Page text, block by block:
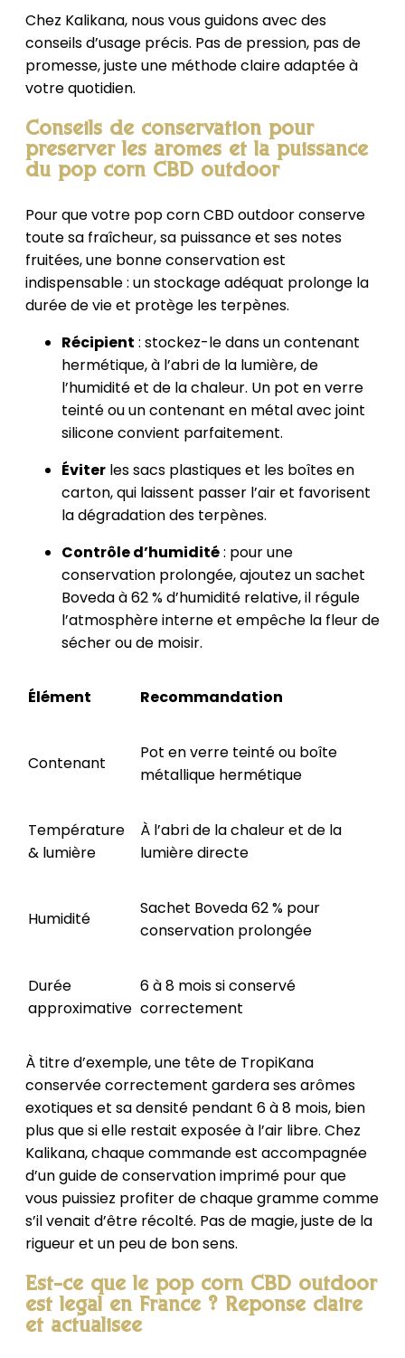
Chez Kalikana, nous vous guidons avec des
conseils d’usage précis. Pas de pression, pas de
promesse, juste une méthode claire adaptée à
votre quotidien.
Conseils de conservation pour
préserver les arômes et la puissance
du pop corn CBD outdoor
Pour que votre pop corn CBD outdoor conserve
toute sa fraîcheur, sa puissance et ses notes
fruitées, une bonne conservation est
indispensable : un stockage adéquat prolonge la
durée de vie et protège les terpènes.
Récipient : stockez-le dans un contenant
hermétique, à l’abri de la lumière, de
l’humidité et de la chaleur. Un pot en verre
teinté ou un contenant en métal avec joint
silicone convient parfaitement.
Éviter les sacs plastiques et les boîtes en
carton, qui laissent passer l’air et favorisent
la dégradation des terpènes.
Contrôle d’humidité: pour une
conservation prolongée, ajoutez un sachet
Boveda à 62 % d’humidité relative, il régule
l’atmosphère interne et empêche la fleur de
sécher ou de moisir.
Élément Recommandation
Contenant
Pot en verre teinté ou boîte
métallique hermétique
Température
& lumière
À l’abri de la chaleur et de la
lumière directe
Humidité
Sachet Boveda 62 % pour
conservation prolongée
Durée
approximative
6 à 8 mois si conservé
correctement
À titre d’exemple, une tête de TropiKana
conservée correctement gardera ses arômes
exotiques et sa densité pendant 6 à 8 mois, bien
plus que si elle restait exposée à l’air libre. Chez
Kalikana, chaque commande est accompagnée
d’un guide de conservation imprimé pour que
vous puissiez profiter de chaque gramme comme
s’il venait d’être récolté. Pas de magie, juste de la
rigueur et un peu de bon sens.
Est-ce que le pop corn CBD outdoor
est légal en France ? Réponse claire
et actualisée